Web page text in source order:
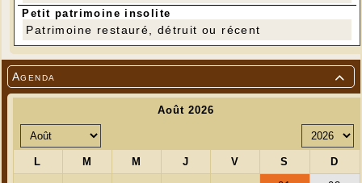

Agenda
Petit patrimoine insolite
Patrimoine restauré, détruit ou récent